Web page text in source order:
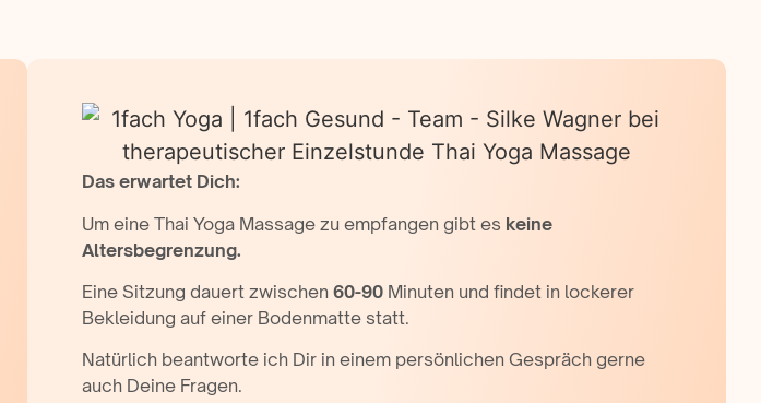
Das erwartet Dich:
Um eine Thai Yoga Massage zu empfangen gibt es keine
Altersbegrenzung.
Eine Sitzung dauert zwischen 60-90 Minuten und findet in lockerer
Bekleidung auf einer Bodenmatte statt.
Natürlich beantworte ich Dir in einem persönlichen Gespräch gerne
auch Deine Fragen.